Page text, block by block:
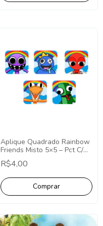
Aplique Quadrado Rainbow
Friends Misto 5×5 – Pct C/
10 unid
R$4,00